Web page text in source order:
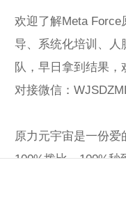
欢迎了解Meta Force
导、系统化培训、人
队，早日拿到结果，
对接微信：
原力元宇宙是一份
100%拨比，100%秒